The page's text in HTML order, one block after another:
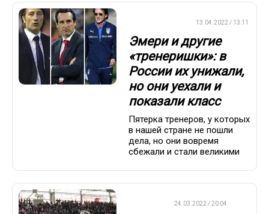
13.04.2022 / 13:11
Эмери и другие
«тренеришки»: в
России их унижали,
но они уехали и
показали класс
Пятерка тренеров, у которых
в нашей стране не пошли
дела, но они вовремя
сбежали и стали великими
24.03.2022 / 20:04